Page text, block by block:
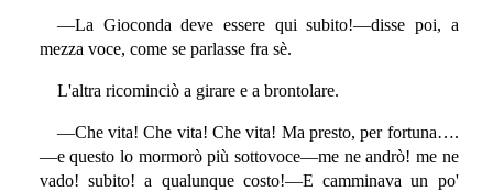
—La Gioconda deve essere qui subito!—disse poi, a
mezza voce, come se parlasse fra sè.
L'altra ricominciò a girare e a brontolare.
—Che vita! Che vita! Che vita! Ma presto, per fortuna….
—e questo lo mormorò più sottovoce—me ne andrò! me ne
vado! subito! a qualunque costo!—E camminava un po'